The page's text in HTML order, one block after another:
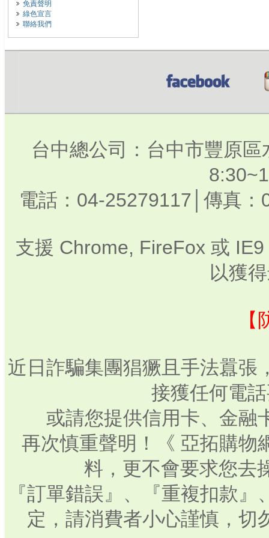
免責聲明
綠色宣言
聯絡我們
台中總公司：台中市豐原
電話：04-25279117│傳真
支援 Chrome, FireFox 或
以獲
近日詐騙集團猖獗且手法囂張
接獲任何電
或請您提供信用卡、金融
再次慎重聲明！《 亞拓購物
料，更不會要求您去
『訂單錯誤』、『重複扣款
定，請消費者小心謹慎，切